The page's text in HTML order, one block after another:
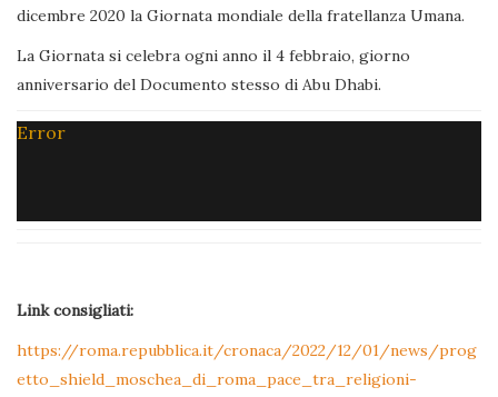
dicembre 2020 la Giornata mondiale della fratellanza Umana.
La Giornata si celebra ogni anno il 4 febbraio, giorno
anniversario del Documento stesso di Abu Dhabi.
Error
Link consigliati:
https://roma.repubblica.it/cronaca/2022/12/01/news/prog
etto_shield_moschea_di_roma_pace_tra_religioni-